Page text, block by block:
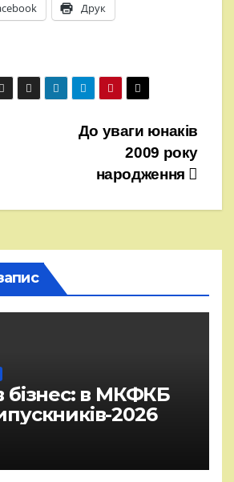
Друк
До уваги юнаків
2009 року
народження
бізнес: в МКФКБ
2026